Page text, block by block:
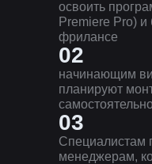
освоить
Premiere Pro) и
фрилансе
02
начинающим
планируют
самостоятельно
03
Специалистам
менеджерам,